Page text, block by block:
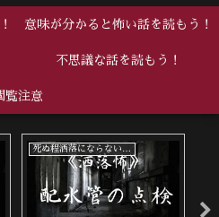
意味が分かると怖い話を読もう！
不思議な話を読もう！
覧注意
中編